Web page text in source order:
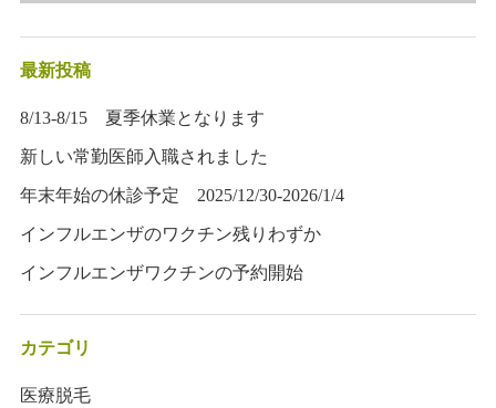
最新投稿
8/13-8/15 夏季休業となります
新しい常勤医師入職されました
年末年始の休診予定 2025/12/30-2026/1/4
インフルエンザのワクチン残りわずか
インフルエンザワクチンの予約開始
カテゴリ
医療脱毛